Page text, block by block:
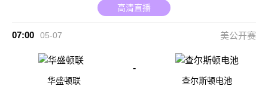
高清直播
07:00 05-07 美公开赛
华盛顿联
-
查尔斯顿电池